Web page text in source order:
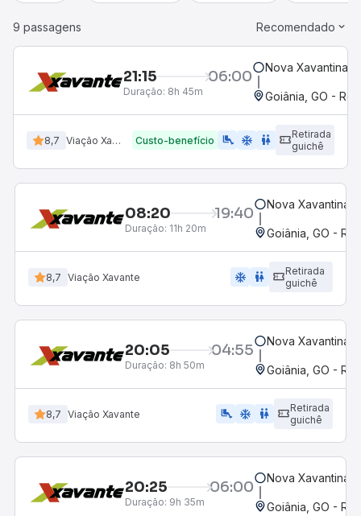
9 passagens Recomendado
21:15 06:00
Duração: 8h 45m
Nova Xavantina,
Goiânia, GO -
8,7 Viação Xavante Custo-benefício airline_seat_legroom_extra ac_unit wc
Retirada
guichê
08:20 19:40
Duração: 11h 20m
Nova Xavantina,
Goiânia, GO -
8,7 Viação Xavante ac_unit wc
Retirada
guichê
20:05 04:55
Duração: 8h 50m
Nova Xavantina,
Goiânia, GO -
8,7 Viação Xavante airline_seat_legroom_extra ac_unit wc
Retirada
guichê
20:25 06:00
Duração: 9h 35m
Nova Xavantina,
Goiânia, GO -